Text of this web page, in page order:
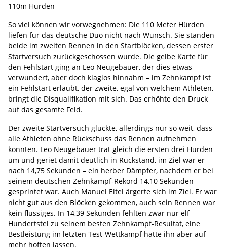
110m Hürden
So viel können wir vorwegnehmen: Die 110 Meter Hürden
liefen für das deutsche Duo nicht nach Wunsch. Sie standen
beide im zweiten Rennen in den Startblöcken, dessen erster
Startversuch zurückgeschossen wurde. Die gelbe Karte für
den Fehlstart ging an Leo Neugebauer, der dies etwas
verwundert, aber doch klaglos hinnahm – im Zehnkampf ist
ein Fehlstart erlaubt, der zweite, egal von welchem Athleten,
bringt die Disqualifikation mit sich. Das erhöhte den Druck
auf das gesamte Feld.
Der zweite Startversuch glückte, allerdings nur so weit, dass
alle Athleten ohne Rückschuss das Rennen aufnehmen
konnten. Leo Neugebauer trat gleich die ersten drei Hürden
um und geriet damit deutlich in Rückstand, im Ziel war er
nach 14,75 Sekunden – ein herber Dämpfer, nachdem er bei
seinem deutschen Zehnkampf-Rekord 14,10 Sekunden
gesprintet war. Auch Manuel Eitel ärgerte sich im Ziel. Er war
nicht gut aus den Blöcken gekommen, auch sein Rennen war
kein flüssiges. In 14,39 Sekunden fehlten zwar nur elf
Hundertstel zu seinem besten Zehnkampf-Resultat, eine
Bestleistung im letzten Test-Wettkampf hatte ihn aber auf
mehr hoffen lassen.